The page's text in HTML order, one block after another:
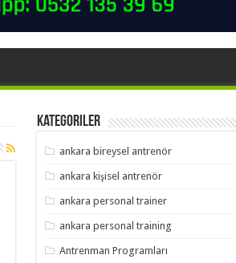
Kategoriler
ankara bireysel antrenör
ankara kişisel antrenör
ankara personal trainer
ankara personal training
Antrenman Programları